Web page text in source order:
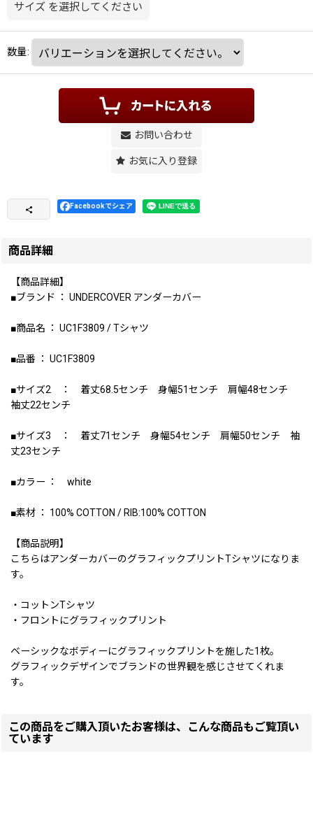
サイズ を選択してください
数量:
お問い合わせ
お気に入り登録
Facebookでシェア
商品詳細
【商品詳細】
■ブランド ： UNDERCOVER アンダーカバー
■商品名 ： UC1F3809 / Tシャツ
■品番 ： UC1F3809
■サイズ2 ： 着丈68.5センチ 身幅51センチ 肩幅48センチ
袖丈22センチ
■サイズ3 ： 着丈71センチ 身幅54センチ 肩幅50センチ 袖
丈23センチ
■カラー ： white
■素材 ： 100% COTTON / RIB:100% COTTON
【商品説明】
こちらはアンダーカバーのグラフィックプリントTシャツになりま
す。
・コットンTシャツ
・フロントにグラフィックプリント
ベーシックなボディーにグラフィックプリントを施した1枚。
グラフィックデザインでブランドの世界観を感じさせてくれま
す。
この商品をご購入頂いたお客様は、こんな商品もご覧頂い
ています